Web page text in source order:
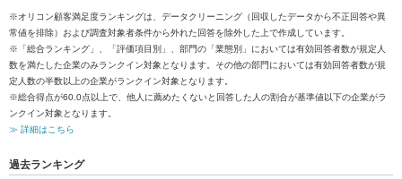
※オリコン顧客満足度ランキングは、データクリーニング（回収したデータから不正回答や異
常値を排除）および調査対象者条件から外れた回答を除外した上で作成しています。
※「総合ランキング」、「評価項目別」、部門の「業態別」においては有効回答者数が規定人
数を満たした企業のみランクイン対象となります。その他の部門においては有効回答者数が規
定人数の半数以上の企業がランクイン対象となります。
※総合得点が60.0点以上で、他人に薦めたくないと回答した人の割合が基準値以下の企業がラ
ンクイン対象となります。
≫ 詳細はこちら
過去ランキング